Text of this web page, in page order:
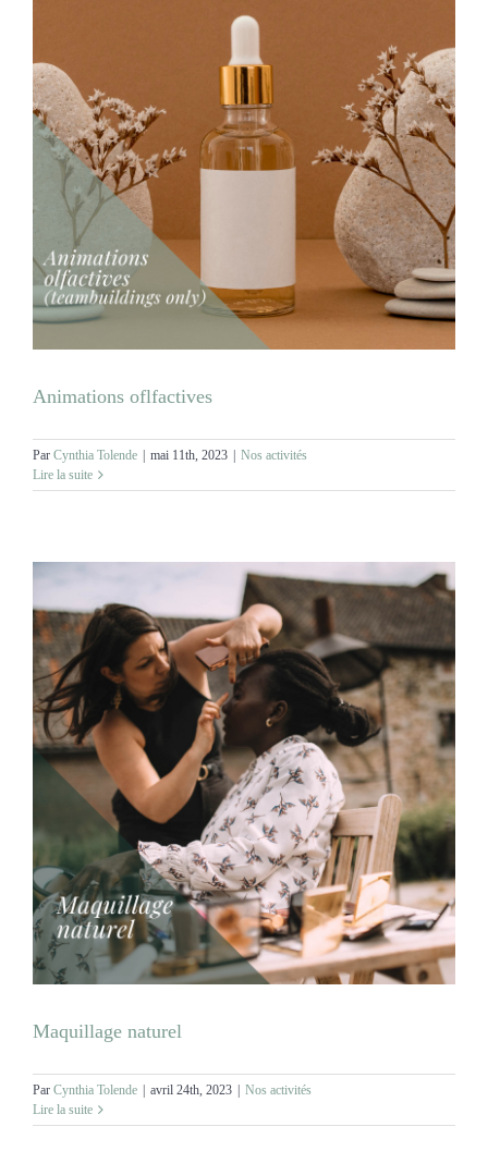
Animations oflfactives
Par Cynthia Tolende | mai 11th, 2023 | Nos activités
Lire la suite
Maquillage naturel
Par Cynthia Tolende | avril 24th, 2023 | Nos activités
Lire la suite